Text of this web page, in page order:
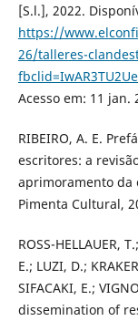
[S.l.], 2022.
https://
26/talleres-
Acesso em: 11 jan.
RIBEIRO, A. E.
escritores: a
aprimoramento da
Pimenta Cultural,
ROSS-HELLAUER,
E.; LUZI, D.;
SIFACAKI, E.;
dissemination of